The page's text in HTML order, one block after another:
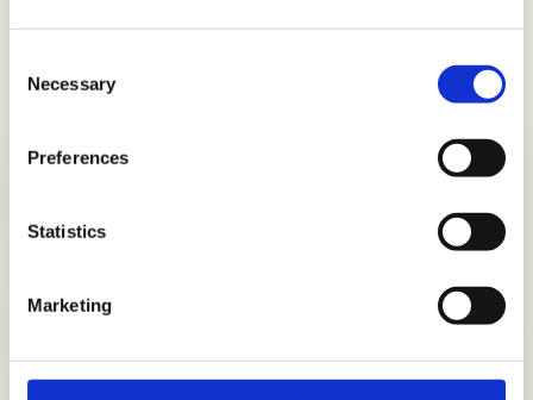
Selection
Necessary
Preferences
Statistics
Marketing
Più spinaci, più sconti con i coupon
La linea AeQuilibrium si arricchisce